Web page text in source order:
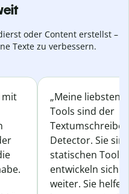
oder Content erstellst –
Texte zu verbessern.
mit
„Meine liebsten
Tools sind der
Detector. Sie
statischen
entwickeln sich
weiter. Sie